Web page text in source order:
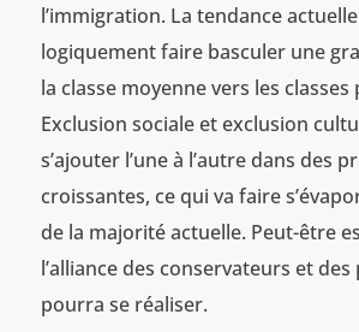
l’immigration. La tendance
logiquement faire basculer une
la classe moyenne vers les classes
Exclusion sociale et exclusion
s’ajouter l’une à l’autre dans des
croissantes, ce qui va faire
de la majorité actuelle. Peut-être
l’alliance des conservateurs et
pourra se réaliser.